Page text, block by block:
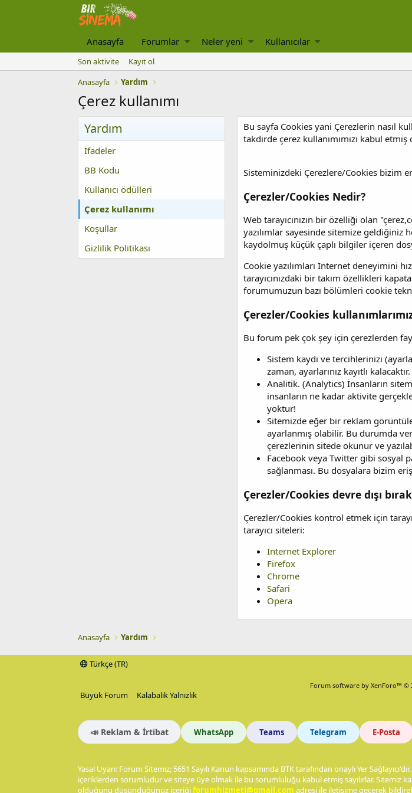
Anasayfa Forumlar Neler yeni Kullanıcılar
Son aktivite
Kayıt ol
Anasayfa
Yardım
Çerez kullanımı
Yardım
İfadeler
BB Kodu
Kullanıcı ödülleri
Çerez kullanımı
Koşullar
Gizlilik Politikası
Bu sayfa Cookies yani Çerezlerin nasıl
takdirde çerez kullanımımızı kabul etmiş
Sisteminizdeki Çerezlere/Cookies bizim
Çerezler/Cookies Nedir?
Web tarayıcınızın bir özelliği olan
yazılımlar sayesinde sitemize geldiğiniz
kaydolmuş küçük çaplı bilgiler içeren
Cookie yazılımları Internet deneyimini
tarayıcınızdaki bir takım özellikleri
forumumuzun bazı bölümleri cookie
Çerezler/Cookies
Bu forum pek çok şey için çerezlerden
Sistem kaydı ve tercihlerinizi
zaman, ayarlarınız kayıtlı
Analitik. (Analytics) İnsanların
insanların ne kadar aktivite
yoktur!
Sitemizde eğer bir reklam
ayarlanmış olabilir. Bu durumda
çerezlerinin sitede okunur ve
Facebook veya Twitter gibi sosyal
sağlanması. Bu dosyalara bizim
Çerezler/Cookies devre dışı
Çerezler/Cookies kontrol etmek için
tarayıcı siteleri:
Internet Explorer
Firefox
Chrome
Safari
Opera
Anasayfa Yardım
Türkçe (TR)
Forum software by XenForo™ ©
Büyük Forum Kalabalık Yalnızlık
📣 Reklam & İrtibat WhatsApp Teams Telegram E-Posta
Yasal Uyarı: Forum Sitemiz; 5651 Sayılı Kanun kapsamında BTK tarafından onaylı Yer
içeriklerden sorumludur ve siteye üye olmak ile bu sorumluluğu kabul etmiş sayılırlar. Sitemiz
olduğunu düşündüğünüz içeriğiforumhizmeti@gmail.com adresi ile iletişime geçerek